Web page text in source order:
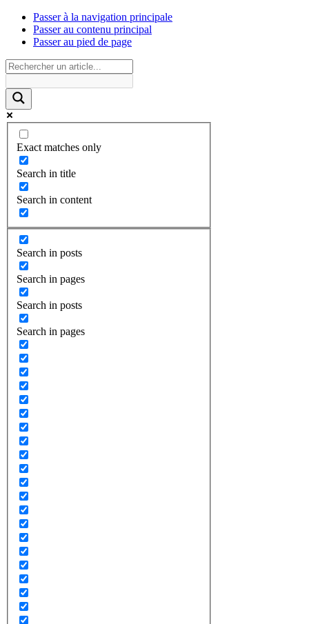
Passer à la navigation principale
Passer au contenu principal
Passer au pied de page
Exact matches only
Search in title
Search in content
Search in posts
Search in pages
Search in posts
Search in pages